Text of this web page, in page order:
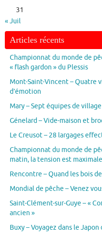
31
« Juil
Articles récents
Championnat du monde de
« flash gardon » du Plessis
Mont-Saint-Vincent – Quatre
d’émotion
Mary – Sept équipes de
Génelard – Vide-maison et
Le Creusot – 28 largages
Championnat du monde de
matin, la tension est maximale
Rencontre – Quand les bois
Mondial de pêche – Venez
Saint-Clément-sur-Guye – «
ancien »
Buxy – Voyagez dans le